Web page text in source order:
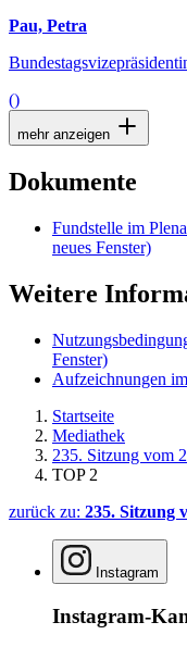
Pau, Petra
()
mehr anzeigen
Dokumente
Fundstelle im
neues Fenster)
Weitere
Fenster)
Aufzeichnungen
Startseite
Mediathek
235. Sitzung vom
TOP 2
zurück zu: 235. Sitzung
Instagram
Instagram-